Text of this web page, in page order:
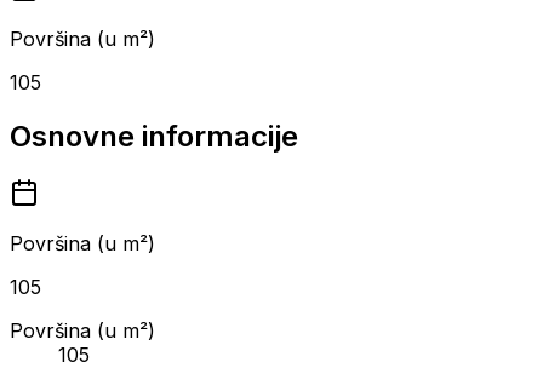
Površina (u m²)
105
Osnovne informacije
Površina (u m²)
105
Površina (u m²)
105